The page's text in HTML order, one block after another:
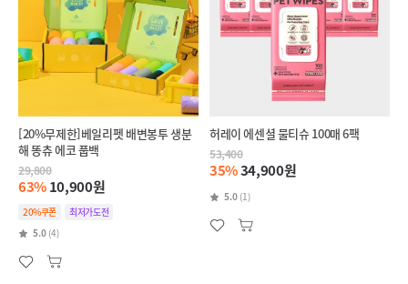
[20%무제한]베일리펫 배변봉투 생분
해 똥츄 에코 풉백
29,800
63%10,900원
20%쿠폰
최저가도전
5.0 (4)
허레이 에센셜 물티슈 100매 6팩
53,400
35%34,900원
5.0 (1)